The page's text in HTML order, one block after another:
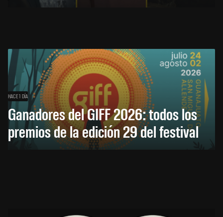
HACE 1 DÍA
Ganadores del GIFF 2026: todos los
premios de la edición 29 del festival